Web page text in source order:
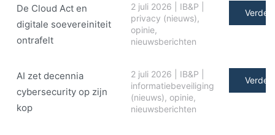
De Cloud Act en
digitale soe­ve­rei­ni­teit
ontrafelt
2 juli 2026 IB&P
privacy (nieuws),
opinie,
nieuwsberichten
Verder
AI zet decennia
cybersecurity op zijn
kop
2 juli 2026 IB&P
informatiebeveiliging
(nieuws), opinie,
nieuwsberichten
Verder